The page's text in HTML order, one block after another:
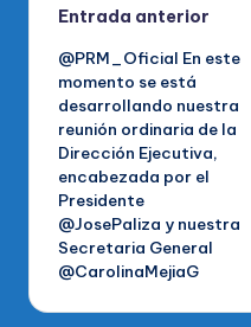
Navegación
de
entradas
Entrada anterior
@PRM_Oficial En este
momento se está
desarrollando nuestra
reunión ordinaria de la
Dirección Ejecutiva,
encabezada por el
Presidente
@JosePaliza y nuestra
Secretaria General
@CarolinaMejiaG